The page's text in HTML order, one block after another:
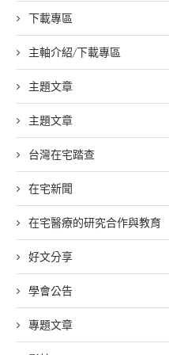
下載專區
主軸介紹/下載專區
主題文章
主題文章
台灣在宅踏查
在宅新聞
在宅醫療的研究合作與教育
好文分享
學會公告
專題文章